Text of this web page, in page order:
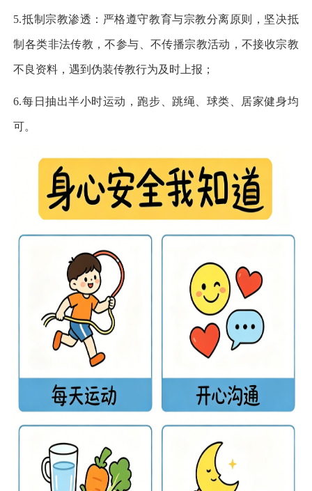
5.抵制宗教渗透：严格遵守教育与宗教分离原则，坚决抵
制各类非法传教，不参与、不传播宗教活动，不接收宗教
不良资料，遇到伪装传教行为及时上报；
6.每日抽出半小时运动，跑步、跳绳、球类、居家健身均
可。